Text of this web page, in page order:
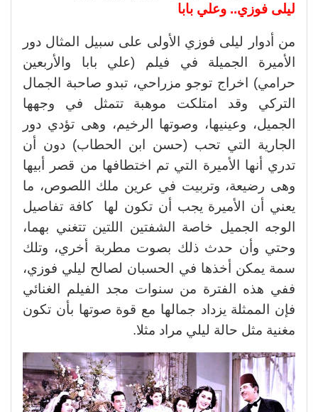
ليلى فوزي.. وعلي بابا
من أدوار ليلى فوزي الأولى على سبيل المثال دور
الأميرة الجميلة في فيلم (علي بابا والأربعين
حرامي) اخراج توجو مزراحي، تبدو صاحبة الجمال
التركي وقد امتلكت موهبة تتمثل في وجهها
الجميل، وعينيها، وصوتها الرخيم، وهى تؤدي دور
الجارية التي تحب (حسن ابن الحطاب) دون أن
تدري أنها الأميرة التي تم اختطافها من قصر أبيها
وهى رضيعة، وتربيت في عرين ملك اللصوص، ما
يعني أن الأميرة يجب أن تكون لها كافة تفاصيل
الوجه الجميل خاصة الشفتين اللتين تتغني بهما،
وحتي وأن حدث ذلك بصوت مطربة أخري، وتلك
سمة يمكن أخذها في الحسبان لصالح ليلي فوزي،
ففي هذه الفترة من سنوات مجد الفيلم الغنائي
فإن الممثلة يزداد جمالها مع قوة صوتها بأن تكون
مغنية مثل حالة ليلي مراد مثلا.